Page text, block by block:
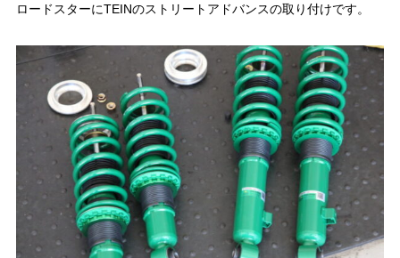
ロードスターにTEINのストリートアドバンスの取り付けです。